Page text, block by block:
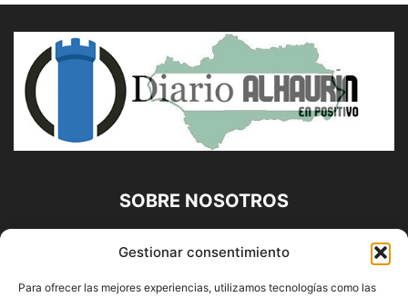
Gestionar consentimiento
Para ofrecer las mejores experiencias, utilizamos tecnologías como las
SOBRE NOSOTROS
Diario Alhaurín (www.alhaurindelatorre.com) Propiedad de
Francisco E. López López | 639 95 71 95 | Noticias de
Alhaurín de la Torre, Málaga y Provincia|